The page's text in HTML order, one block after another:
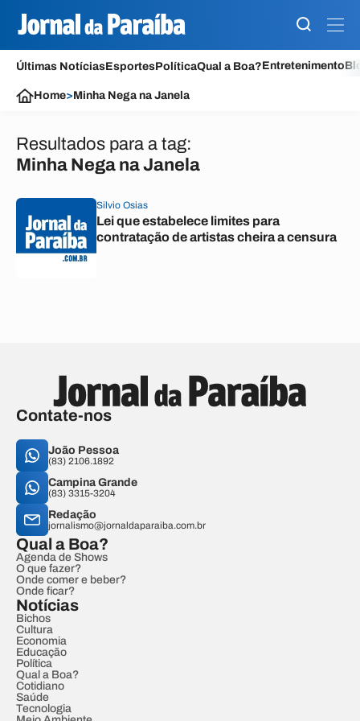
Últimas NotíciasEsportesPolíticaQual a Boa?Entretenimento
Home>Minha Nega na Janela
Resultados para a tag:
Minha Nega na Janela
Silvio Osias
Lei que estabelece limites para
contratação de artistas cheira a censura
Contate-nos
João Pessoa
(83) 2106.1892
Campina Grande
(83) 3315-3204
Redação
jornalismo@jornaldaparaiba.com.br
Qual a Boa?
Agenda de Shows
O que fazer?
Onde comer e beber?
Onde ficar?
Notícias
Bichos
Cultura
Economia
Educação
Política
Qual a Boa?
Cotidiano
Saúde
Tecnologia